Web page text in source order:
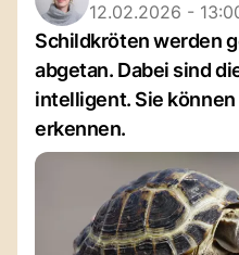
12.02.2026 -
Schildkröten werden
abgetan. Dabei sind
intelligent. Sie
erkennen.